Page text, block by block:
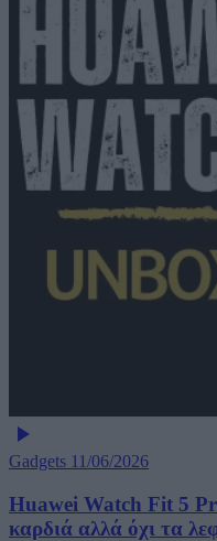
Gadgets 11/06/2026
Huawei Watch Fit 5
καρδιά αλλά όχι τα